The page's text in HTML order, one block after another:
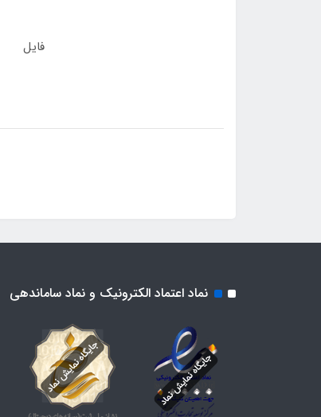
فایل
نماد اعتماد الکترونیک و نماد ساماندهی